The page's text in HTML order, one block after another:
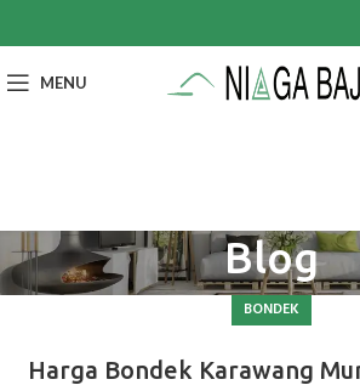
MENU
Blog
BONDEK
Harga Bondek Karawang